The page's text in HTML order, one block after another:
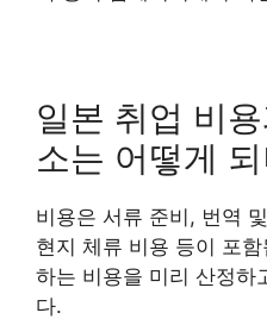
일본 취업 비
소는 어떻게
비용은 서류 준비, 번역
현지 체류 비용 등이 포
하는 비용을 미리 산정하
다.